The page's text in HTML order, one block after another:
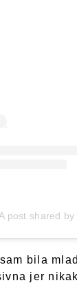
A post shared
bila
jer